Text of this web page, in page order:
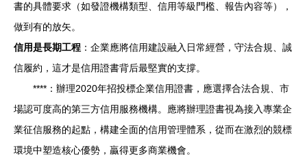
書的具體要求（如發證機構類型、信用等級門檻、報告內容等），
做到有的放矢。
信用是長期工程 ：企業應將信用建設融入日常經營，守法合規、誠
信履約，這才是信用證書背后最堅實的支撐。
****：辦理2020年招投標企業信用證書，應選擇合法合規、市
場認可度高的第三方信用服務機構。應將辦理證書視為接入專業企
業征信服務的起點，構建全面的信用管理體系，從而在激烈的競標
環境中塑造核心優勢，贏得更多商業機會。